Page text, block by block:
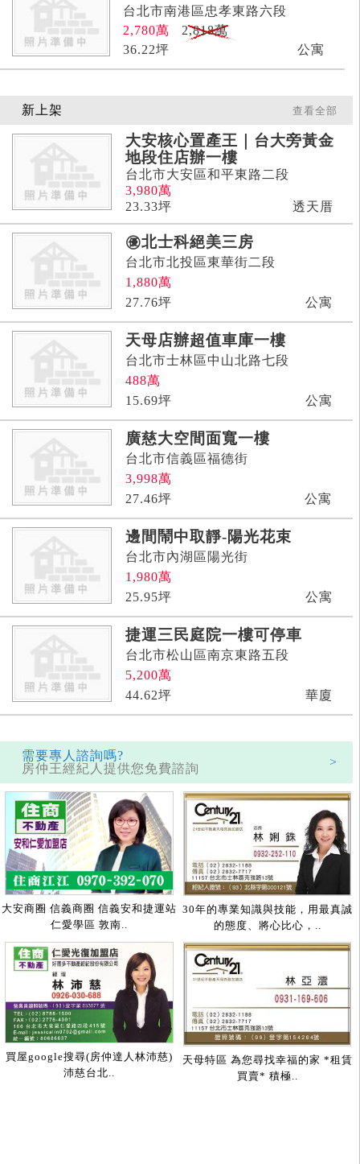
台北市南港區忠孝東路六段
2,780萬
2,818萬
36.22坪 公寓
新上架 查看全部
大安核心置產王｜台大旁黃金
地段住店辦一樓
台北市大安區和平東路二段
3,980萬
23.33坪 透天厝
㊝北士科絕美三房
台北市北投區東華街二段
1,880萬
27.76坪 公寓
天母店辦超值車庫一樓
台北市士林區中山北路七段
488萬
15.69坪 公寓
廣慈大空間面寬一樓
台北市信義區福德街
3,998萬
27.46坪 公寓
邊間鬧中取靜-陽光花束
台北市內湖區陽光街
1,980萬
25.95坪 公寓
捷運三民庭院一樓可停車
台北市松山區南京東路五段
5,200萬
44.62坪 華廈
需要專人諮詢嗎?
房仲王經紀人提供您免費諮詢
>
大安商圈 信義商圈 信義安和捷運站
仁愛學區 敦南..
30年的專業知識與技能，用最真誠
的態度、將心比心，..
買屋google搜尋(房仲達人林沛慈)
沛慈台北..
天母特區 為您尋找幸福的家 *租賃
買賣* 積極..